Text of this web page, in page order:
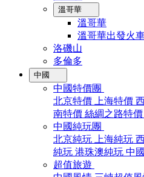
溫哥華
溫哥華
溫哥華出發火
洛磯山
多倫多
中國
中國特價團
北京特價
上海特價
南特價 絲綢之路特價
中國純玩團
北京純玩
上海純玩
純玩 港珠澳純玩 中
超值旅遊